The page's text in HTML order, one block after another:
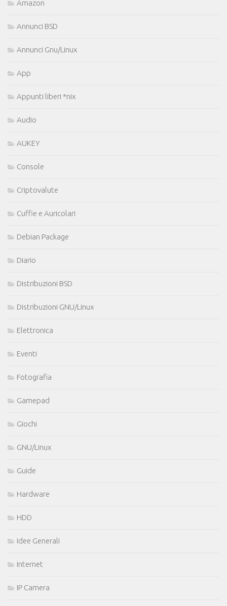
Amazon
Annunci BSD
Annunci Gnu/Linux
App
Appunti liberi *nix
Audio
AUKEY
Console
Criptovalute
Cuffie e Auricolari
Debian Package
Diario
Distribuzioni BSD
Distribuzioni GNU/Linux
Elettronica
Eventi
Fotografia
Gamepad
Giochi
GNU/Linux
Guide
Hardware
HDD
Idee Generali
Internet
IP Camera